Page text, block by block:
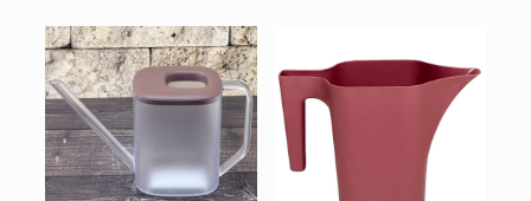
ГОРШКИ И КАШПО
ГРУНТЫ И УДОБРЕНИЯ
ПРЕДМЕТЫ ИНТЕРЬЕРА